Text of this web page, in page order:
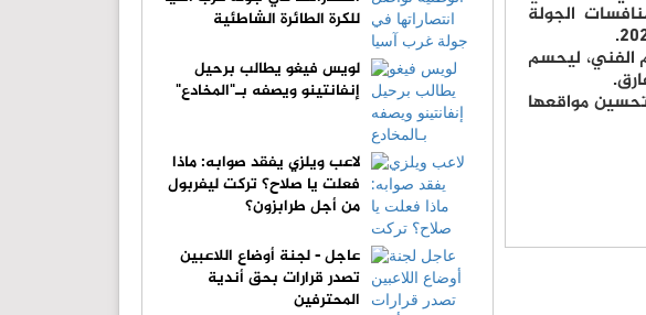
الجولة
الفني، ليحسم
مواقعها
للكرة الطائرة الشاطئية
لويس فيغو يطالب برحيل
إنفانتينو ويصفه بـ"المخادع"
لاعب ويلزي يفقد صوابه: ماذا
فعلت يا صلاح؟ تركت ليفربول
من أجل طرابزون؟
عاجل - لجنة أوضاع اللاعبين
تصدر قرارات بحق أندية
المحترفين